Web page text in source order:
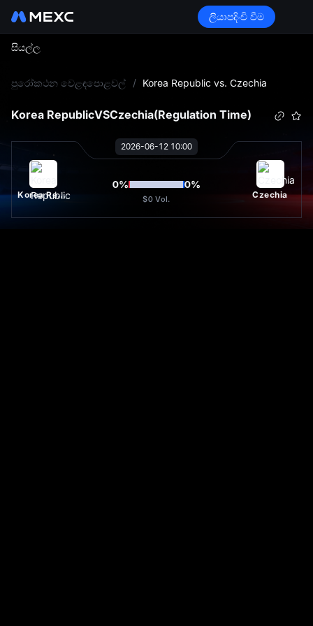
ලියාපදිංචි වීම
සියල්ල
පුරෝකථන වෙළඳපොළවල් / Korea Republic vs. Czechia
Korea RepublicVSCzechia(Regulation Time)
2026-06-12 10:00
Korea Republic
0% 0%
$0 Vol. Czechia